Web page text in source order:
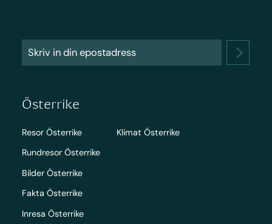
Österrike
Resor Österrike
Rundresor Österrike
Bilder Österrike
Fakta Österrike
Inresa Österrike
Klimat Österrike